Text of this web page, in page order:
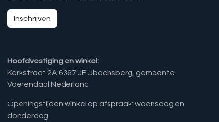
Inschrijven
Hoofdvestiging en winkel:
Kerkstraat 2A 6367 JE Ubachsberg, gemeente
Voerendaal Nederland
Openingstijden winkel op afspraak: woensdag en
donderdag.